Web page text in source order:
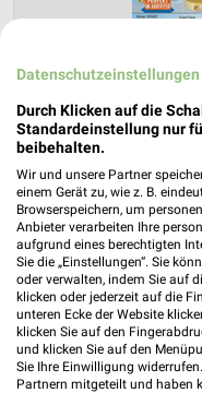
K+K Prospekt
10.08.
Gültig von 10. Aug. bis
📅 Kalendereintrag
Datenschutzeinstellungen
Durch Klicken auf die
Standardeinstellung nur
beibehalten.
Wir und unsere Partner
einem Gerät zu, wie z. B.
Browserspeichern, um
Anbieter verarbeiten Ihre
aufgrund eines berechtigten
Sie die „Einstellungen“. Sie
oder verwalten, indem Sie auf
klicken oder jederzeit auf die
unteren Ecke der Website
klicken Sie auf den
und klicken Sie auf den
Sie Ihre Einwilligung
Partnern mitgeteilt und haben